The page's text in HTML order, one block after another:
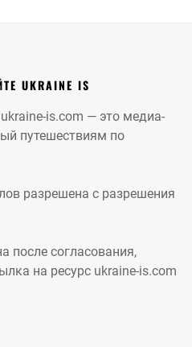
UKRAINE IS
is.com — это медиа-
путешествиям по
разрешена с разрешения
после согласования,
на ресурс ukraine-is.com